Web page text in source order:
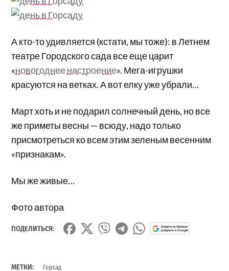
А кто-то удивляется (кстати, мы тоже): в Летнем
театре Городского сада все еще царит
«новогоднее настроение». Мега-игрушки
красуются на ветках. А вот елку уже убрали…
Март хоть и не подарил солнечный день, но все
же приметы весны — всюду, надо только
присмотреться ко всем этим зеленым весенним
«признакам».
Мы же живые…
Фото автора
ПОДЕЛИТЬСЯ:
МЕТКИ: Горсад